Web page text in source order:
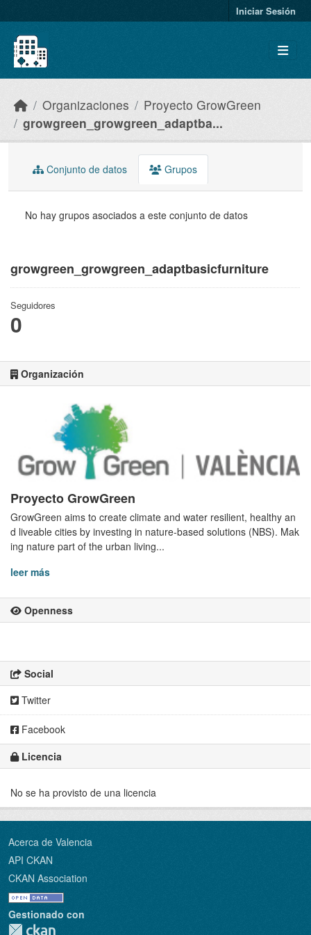
Iniciar Sesión
Organizaciones
Proyecto GrowGreen
growgreen_growgreen_adaptba...
growgreen_growgreen_adaptbasicfurniture
Seguidores
0
Organización
Proyecto GrowGreen
GrowGreen aims to create climate and water resilient, healthy an
d liveable cities by investing in nature-based solutions (NBS). Mak
ing nature part of the urban living...
leer más
Openness
Social
Twitter
Facebook
Licencia
No se ha provisto de una licencia
Conjunto de datos Grupos
No hay grupos asociados a este conjunto de datos
Acerca de Valencia
API CKAN
CKAN Association
Gestionado con